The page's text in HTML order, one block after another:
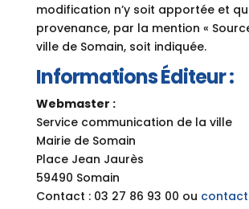
modification n’y soit apportée et
provenance, par la mention «
ville de Somain, soit indiquée.
Informations Éditeur :
Webmaster :
Service communication de la ville
Mairie de Somain
Place Jean Jaurès
59490 Somain
Contact : 03 27 86 93 00 ou